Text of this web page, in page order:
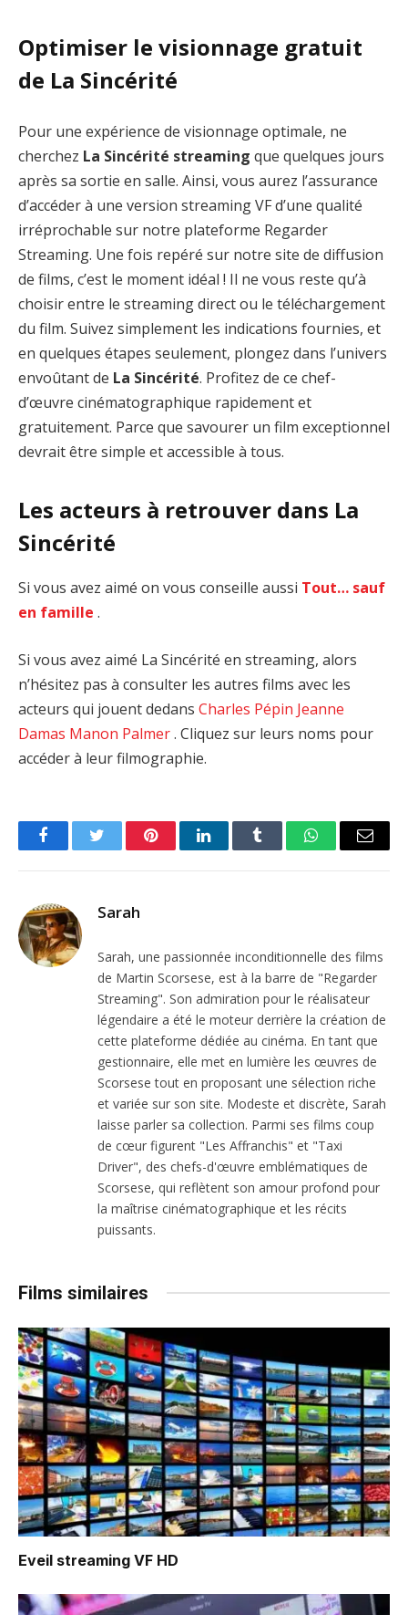
Optimiser le visionnage gratuit
de La Sincérité
Pour une expérience de visionnage optimale, ne
cherchez La Sincérité streaming que quelques jours
après sa sortie en salle. Ainsi, vous aurez l’assurance
d’accéder à une version streaming VF d’une qualité
irréprochable sur notre plateforme Regarder
Streaming. Une fois repéré sur notre site de diffusion
de films, c’est le moment idéal ! Il ne vous reste qu’à
choisir entre le streaming direct ou le téléchargement
du film. Suivez simplement les indications fournies, et
en quelques étapes seulement, plongez dans l’univers
envoûtant de La Sincérité. Profitez de ce chef-
d’œuvre cinématographique rapidement et
gratuitement. Parce que savourer un film exceptionnel
devrait être simple et accessible à tous.
Les acteurs à retrouver dans La
Sincérité
Si vous avez aimé on vous conseille aussi Tout… sauf
en famille .
Si vous avez aimé La Sincérité en streaming, alors
n’hésitez pas à consulter les autres films avec les
acteurs qui jouent dedans Charles Pépin Jeanne
Damas Manon Palmer. Cliquez sur leurs noms pour
accéder à leur filmographie.
FacebookTwitter PinterestLinkedInTumblr WhatsAppEmail
Sarah
Sarah, une passionnée inconditionnelle des films
de Martin Scorsese, est à la barre de "Regarder
Streaming". Son admiration pour le réalisateur
légendaire a été le moteur derrière la création de
cette plateforme dédiée au cinéma. En tant que
gestionnaire, elle met en lumière les œuvres de
Scorsese tout en proposant une sélection riche
et variée sur son site. Modeste et discrète, Sarah
laisse parler sa collection. Parmi ses films coup
de cœur figurent "Les Affranchis" et "Taxi
Driver", des chefs-d'œuvre emblématiques de
Scorsese, qui reflètent son amour profond pour
la maîtrise cinématographique et les récits
puissants.
Films similaires
Eveil streaming VF HD